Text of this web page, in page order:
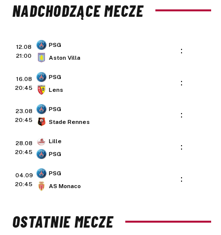
NADCHODZĄCE MECZE
12.08
21:00
PSG
Aston Villa
:
16.08
20:45
PSG
Lens
:
23.08
20:45
PSG
Stade Rennes
:
28.08
20:45
Lille
PSG
:
04.09
20:45
PSG
AS Monaco
:
OSTATNIE MECZE